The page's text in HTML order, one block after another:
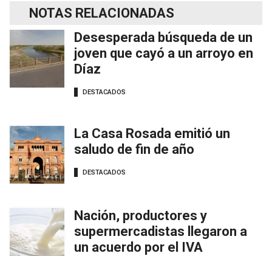
NOTAS RELACIONADAS
Desesperada búsqueda de un
joven que cayó a un arroyo en
Díaz
DESTACADOS
La Casa Rosada emitió un
saludo de fin de año
DESTACADOS
Nación, productores y
supermercadistas llegaron a
un acuerdo por el IVA